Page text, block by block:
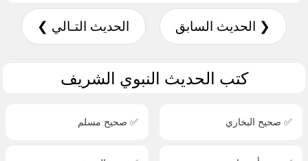
❮ الحديث السابق الحديث التـالي ❯
كتب الحديث النبوي الشريف
✅ صحيح البخاري ✅ صحيح مسلم